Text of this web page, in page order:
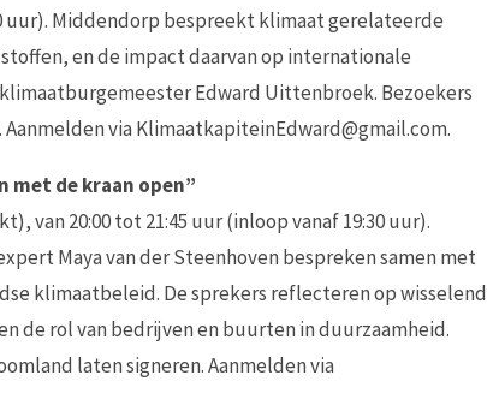
uur). Middendorp bespreekt klimaat gerelateerde
en de impact daarvan op internationale
Edward Uittenbroek. Bezoekers
via KlimaatkapiteinEdward@gmail.com.
met de kraan open”
van 20:00 tot 21:45 uur (inloop vanaf 19:30 uur).
Maya van der Steenhoven bespreken samen met
klimaatbeleid. De sprekers reflecteren op wisselend
de rol van bedrijven en buurten in duurzaamheid.
laten signeren. Aanmelden via